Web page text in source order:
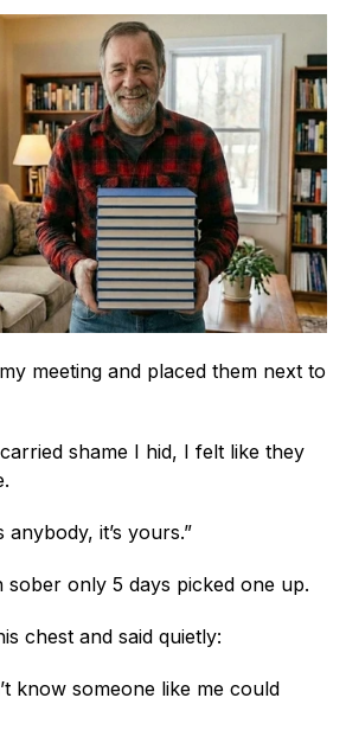
meeting and placed them next to
shame I hid, I felt like they
it’s yours.”
sober only 5 days picked one up.
chest and said quietly:
know someone like me could